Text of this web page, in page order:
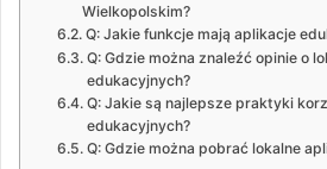
Wielkopolskim?
Q: Jakie funkcje mają aplikacje
Q: Gdzie można znaleźć opinie o
edukacyjnych?
Q: Jakie są najlepsze praktyki
edukacyjnych?
Q: Gdzie można pobrać lokalne